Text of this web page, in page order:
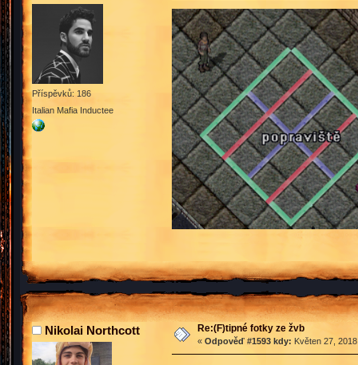
Příspěvků: 186
Italian Mafia Inductee
Nikolai Northcott Re:(F)tipné fotky ze žvb
« Odpověď #1593 kdy: Květen 27,